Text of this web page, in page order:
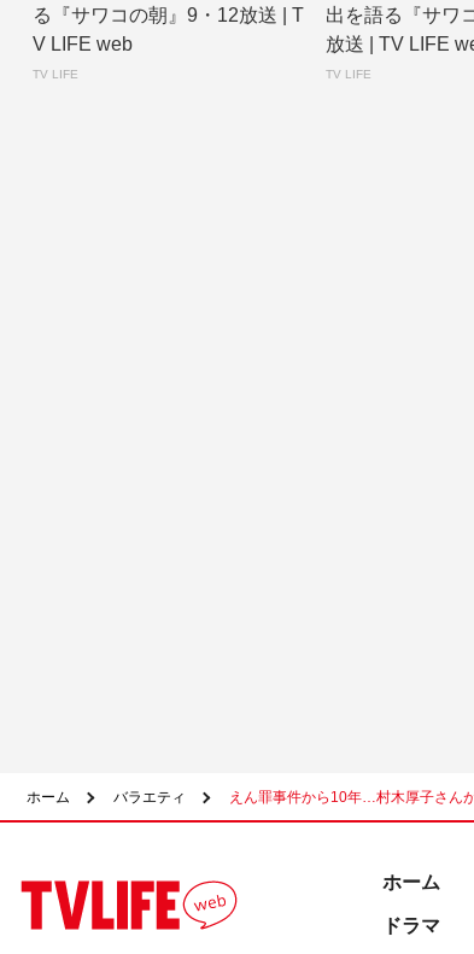
る『サワコの朝』9・12放送 | T
V LIFE web
TV LIFE
出を語る『サワ
放送 | TV LIFE
TV LIFE
ホーム バラエティ えん罪事件から10年…村木厚子さん
ホーム
ドラマ